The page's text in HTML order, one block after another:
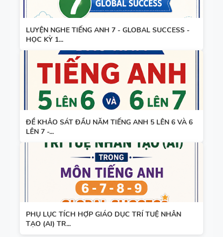
LUYỆN NGHE TIẾNG ANH 7 - GLOBAL SUCCESS -
HỌC KỲ 1...
ĐỀ KHẢO SÁT ĐẦU NĂM TIẾNG ANH 5 LÊN 6 VÀ 6
LÊN 7 -...
PHỤ LỤC TÍCH HỢP GIÁO DỤC TRÍ TUỆ NHÂN
TẠO (AI) TR...